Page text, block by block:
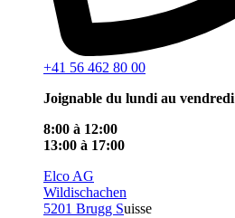
+41 56 462 80 00
Joignable du lundi au vendredi
8:00 à 12:00
13:00 à 17:00
Elco AG
Wildischachen
5201 Brugg Suisse